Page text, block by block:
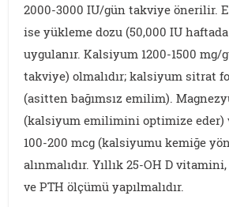
2000-3000 IU/gün takviye önerilir.
ise yükleme dozu (50,000 IU haftada
uygulanır. Kalsiyum 1200-1500 mg/
takviye) olmalıdır; kalsiyum sitrat
(asitten bağımsız emilim).
(kalsiyum emilimini optimize eder)
100-200 mcg (kalsiyumu kemiğe
alınmalıdır. Yıllık 25-OH D
ve PTH ölçümü yapılmalıdır.